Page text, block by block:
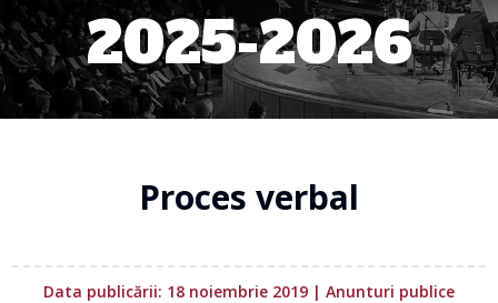
2025-2026
Proces verbal
Data publicării: 18 noiembrie 2019 | Anunturi publice